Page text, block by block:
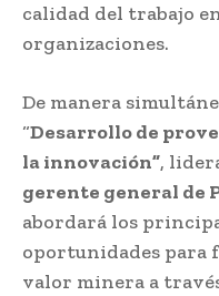
calidad del trabajo
organizaciones.
De manera
“Desarrollo de
la innovación”,
gerente general de
abordará los
oportunidades para
valor minera a